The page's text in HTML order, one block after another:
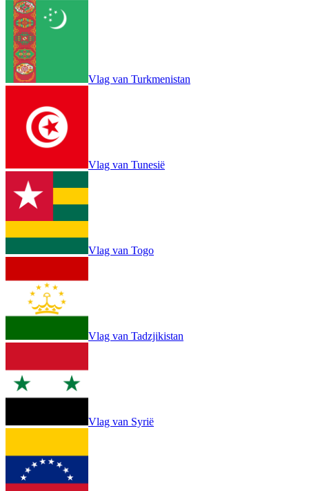
Vlag van Turkmenistan
Vlag van Tunesië
Vlag van Togo
Vlag van Tadzjikistan
Vlag van Syrië